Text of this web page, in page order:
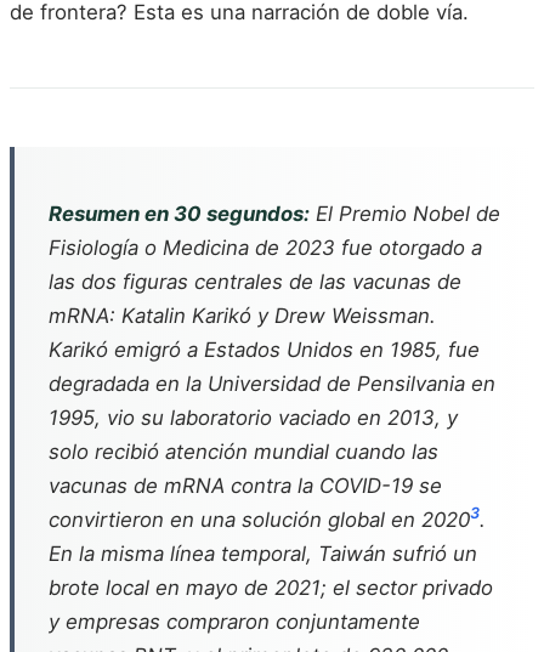
de frontera? Esta es una narración de doble vía.
Resumen en 30 segundos: El Premio Nobel de
Fisiología o Medicina de 2023 fue otorgado a
las dos figuras centrales de las vacunas de
mRNA: Katalin Karikó y Drew Weissman.
Karikó emigró a Estados Unidos en 1985, fue
degradada en la Universidad de Pensilvania en
1995, vio su laboratorio vaciado en 2013, y
solo recibió atención mundial cuando las
vacunas de mRNA contra la COVID-19 se
convirtieron en una solución global en 20203.
En la misma línea temporal, Taiwán sufrió un
brote local en mayo de 2021; el sector privado
y empresas compraron conjuntamente